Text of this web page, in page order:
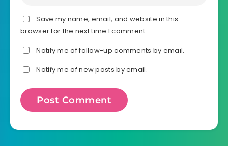
Save my name, email, and website in this
browser for the next time I comment.
Notify me of follow-up comments by email.
Notify me of new posts by email.